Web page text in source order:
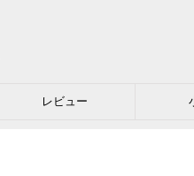
レビュー